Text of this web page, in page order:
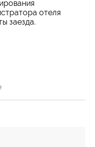
отеля
заезда.